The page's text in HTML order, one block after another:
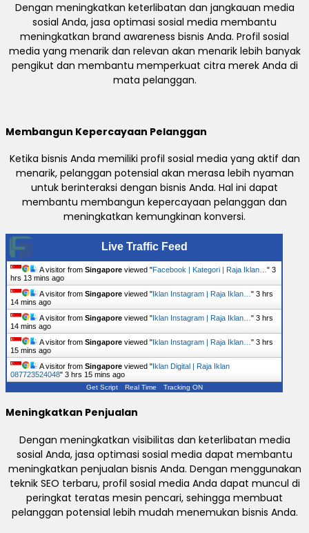
Dengan meningkatkan keterlibatan dan jangkauan media
sosial Anda, jasa optimasi sosial media membantu
meningkatkan brand awareness bisnis Anda. Profil sosial
media yang menarik dan relevan akan menarik lebih banyak
pengikut dan membantu memperkuat citra merek Anda di
mata pelanggan.
Membangun Kepercayaan Pelanggan
Ketika bisnis Anda memiliki profil sosial media yang aktif dan
menarik, pelanggan potensial akan merasa lebih nyaman
untuk berinteraksi dengan bisnis Anda. Hal ini dapat
membantu membangun kepercayaan pelanggan dan
meningkatkan kemungkinan konversi.
Live Traffic Feed
A visitor from Singapore viewed "Facebook | Kategori | Raja Iklan… " 3
hrs 13 mins ago
A visitor from Singapore viewed " Iklan Instagram | Raja Iklan… " 3 hrs
14 mins ago
A visitor from Singapore viewed " Iklan Instagram | Raja Iklan… " 3 hrs
14 mins ago
A visitor from Singapore viewed " Iklan Instagram | Raja Iklan… " 3 hrs
15 mins ago
A visitor from Singapore viewed " Iklan Digital | Raja Iklan
087723524048" 3 hrs 15 mins ago
Get Script Real Time Tracking ON
Meningkatkan Penjualan
Dengan meningkatkan visibilitas dan keterlibatan media
sosial Anda, jasa optimasi sosial media dapat membantu
meningkatkan penjualan bisnis Anda. Dengan menggunakan
teknik SEO terbaru, profil sosial media Anda dapat muncul di
peringkat teratas mesin pencari, sehingga membuat
pelanggan potensial lebih mudah menemukan bisnis Anda.